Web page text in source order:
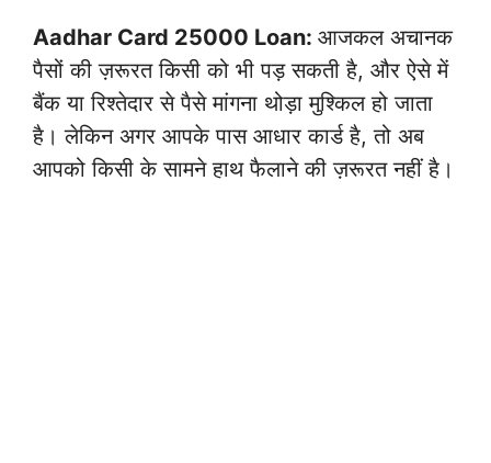
Aadhar Card 25000 Loan: आजकल अचानक
पैसों की ज़रूरत किसी को भी पड़ सकती है, और ऐसे में
बैंक या रिश्तेदार से पैसे मांगना थोड़ा मुश्किल हो जाता
है। लेकिन अगर आपके पास आधार कार्ड है, तो अब
आपको किसी के सामने हाथ फैलाने की ज़रूरत नहीं है।